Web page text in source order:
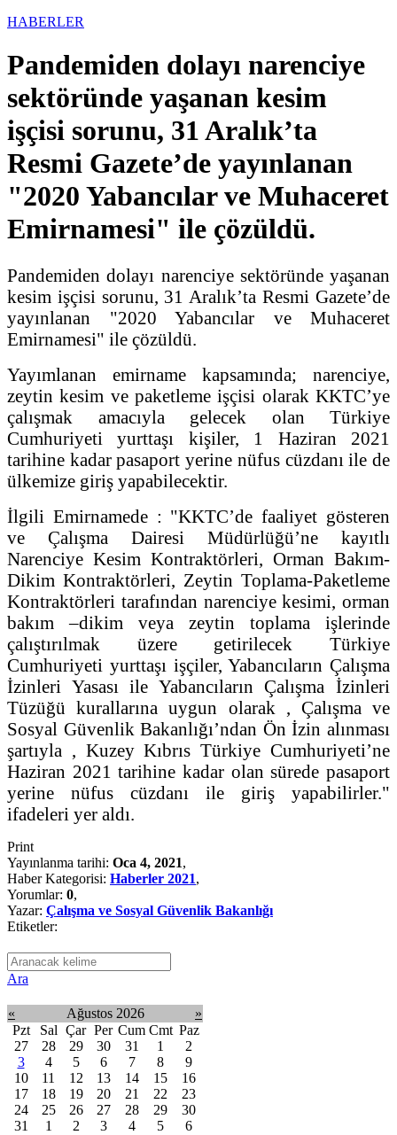
HABERLER
Pandemiden dolayı narenciye
sektöründe yaşanan kesim
işçisi sorunu, 31 Aralık’ta
Resmi Gazete’de yayınlanan
"2020 Yabancılar ve Muhaceret
Emirnamesi" ile çözüldü.
Pandemiden dolayı narenciye sektöründe yaşanan
kesim işçisi sorunu, 31 Aralık’ta Resmi Gazete’de
yayınlanan "2020 Yabancılar ve Muhaceret
Emirnamesi" ile çözüldü.
Yayımlanan emirname kapsamında; narenciye,
zeytin kesim ve paketleme işçisi olarak KKTC’ye
çalışmak amacıyla gelecek olan Türkiye
Cumhuriyeti yurttaşı kişiler, 1 Haziran 2021
tarihine kadar pasaport yerine nüfus cüzdanı ile de
ülkemize giriş yapabilecektir.
İlgili Emirnamede : "KKTC’de faaliyet gösteren
ve Çalışma Dairesi Müdürlüğü’ne kayıtlı
Narenciye Kesim Kontraktörleri, Orman Bakım-
Dikim Kontraktörleri, Zeytin Toplama-Paketleme
Kontraktörleri tarafından narenciye kesimi, orman
bakım –dikim veya zeytin toplama işlerinde
çalıştırılmak üzere getirilecek Türkiye
Cumhuriyeti yurttaşı işçiler, Yabancıların Çalışma
İzinleri Yasası ile Yabancıların Çalışma İzinleri
Tüzüğü kurallarına uygun olarak , Çalışma ve
Sosyal Güvenlik Bakanlığı’ndan Ön İzin alınması
şartıyla , Kuzey Kıbrıs Türkiye Cumhuriyeti’ne
Haziran 2021 tarihine kadar olan sürede pasaport
yerine nüfus cüzdanı ile giriş yapabilirler."
ifadeleri yer aldı.
Print
Yayınlanma tarihi: Oca 4, 2021,
Haber Kategorisi: Haberler 2021,
Yorumlar: 0,
Yazar: Çalışma ve Sosyal Güvenlik Bakanlığı
Etiketler:
Ara
« Ağustos 2026
»
Pzt
Sal Çar Per Cum Cmt Paz
27
28 29 30 31 1
2
3
4 5 6 7 8
9
10
11 12 13 14 15
16
17
18 19 20 21 22
23
24
25 26 27 28 29
30
31
1 2 3 4 5 6